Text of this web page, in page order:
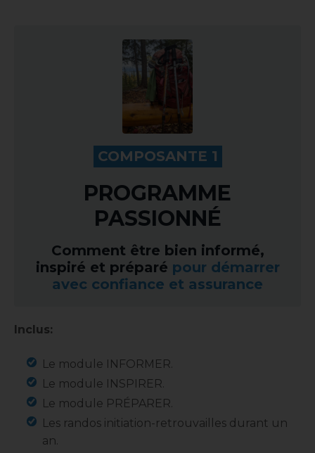
COMPOSANTE 1
PROGRAMME
PASSIONNÉ
Comment être bien informé,
inspiré et préparé pour démarrer
avec confiance et assurance
Inclus:
Le module INFORMER.
Le module INSPIRER.
Le module PRÉPARER.
Les randos initiation-retrouvailles durant un
an.